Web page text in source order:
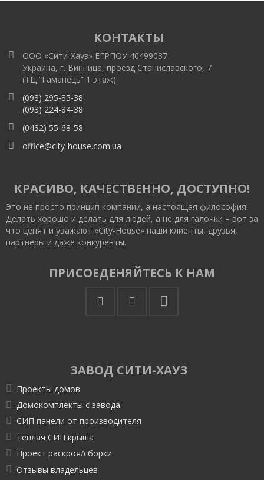
КОНТАКТЫ
ООО «Сити-Хауз» ЕГРПОУ 40499037
Украина, г. Винница, проезд Станиславского, 7
(ТЦ “Гаманець” 1 этаж)
(098) 295-85-38
(093) 224-84-38
(0432) 55-68-58
office@city-house.com.ua
КРАСИВО, КАЧЕСТВЕННО, ДОСТУПНО!
Это не просто принцип компании, а настоящая философия!
Делать хорошо и делать для людей, а не для галочки – вот за
что ценят и уважают «City-House» наши клиенты, друзья,
партнеры и даже конкуренты.
ПРИСОЕДЕНЯЙТЕСЬ К НАМ
ЗАВОД СИТИ-ХАУЗ
Проекты домов
Домокомплекты с завода
СИП панели от производителя
Теплая СИП крыша
Проект раскроя/сборки
Отзывы владельцев